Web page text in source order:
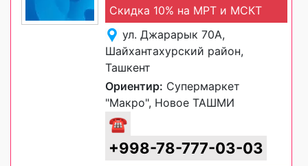
Скидка 10% на МРТ и МСКТ
ул. Джарарык 70А,
Шайхантахурский район,
Ташкент
Ориентир: Супермаркет
"Макро", Новое ТАШМИ
☎
+998-78-777-03-03